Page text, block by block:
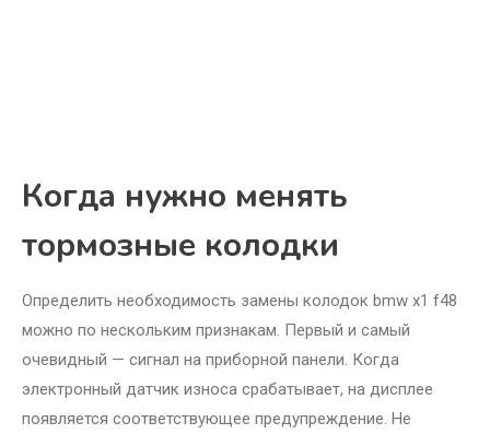
Когда нужно менять
тормозные колодки
Определить необходимость замены колодок bmw x1 f48
можно по нескольким признакам. Первый и самый
очевидный — сигнал на приборной панели. Когда
электронный датчик износа срабатывает, на дисплее
появляется соответствующее предупреждение. Не